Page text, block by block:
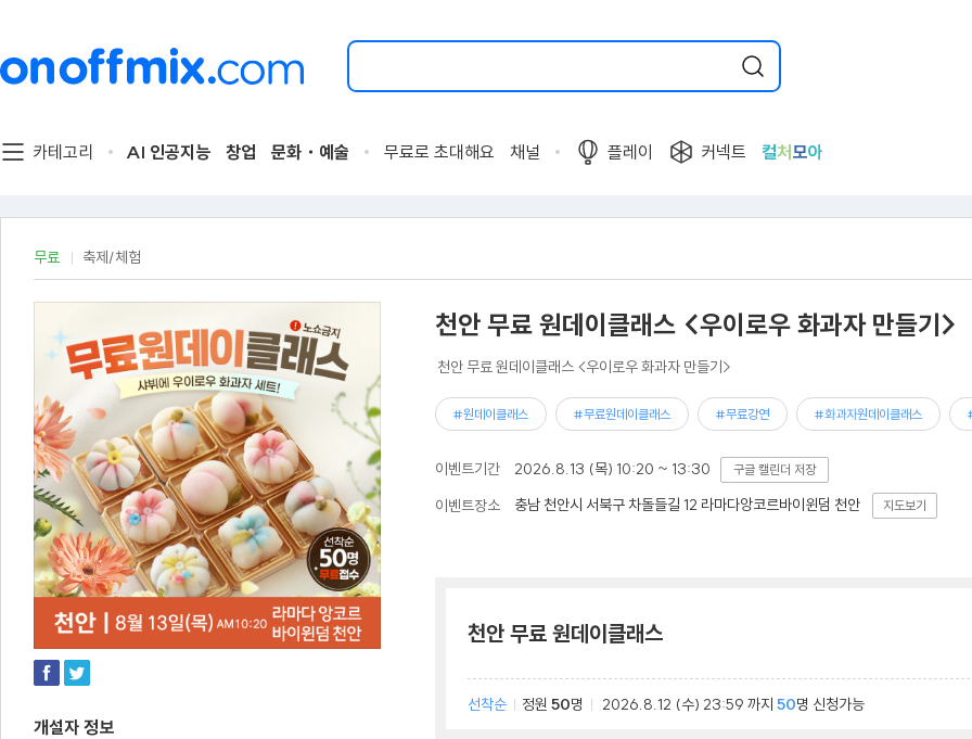
검
할
트
를
해
요.
카테고리 AI 인공지능 창업 문화・예술 무료로 초대해요 채널 플레이 커넥트 컬처 모아
무료 축제/체험
개설자 정보
천안 무료 원데이클래스 <우이로우 화과자 만들기>
천안 무료 원데이클래스 <우이로우 화과자 만들기>
#원데이클래스 #무료원데이클래스 #무료강연 #화과자원데이클래스
이벤트기간 2026.8.13 (목) 10:20 ~ 13:30 구글 캘린더 저장
이벤트장소 충남 천안시 서북구 차돌들길 12 라마다앙코르바이윈덤 천안 지도보기
천안 무료 원데이클래스
선착순 정원 50명 2026.8.12 (수) 23:59 까지 50명 신청가능